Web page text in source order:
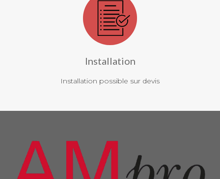
Installation
Installation possible sur devis